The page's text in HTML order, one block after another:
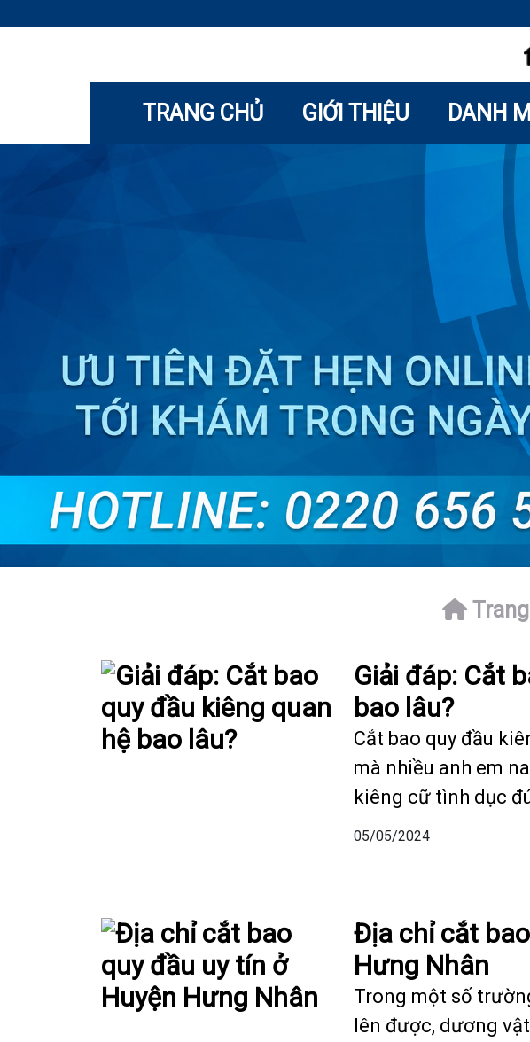
TRANG CHỦ GIỚI THIỆU DANH
Giải đáp: Cắt
bao lâu?
Cắt bao quy đầu
mà nhiều anh em
kiêng cữ tình dục
05/05/2024
Địa chỉ cắt
Hưng Nhân
Trong một số
lên được, dương